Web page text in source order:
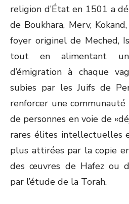
religion d’État en 1501 a
de Boukhara, Merv,
foyer originel de Meched,
tout en alimentant
d’émigration à chaque
subies par les Juifs de
renforcer une
de personnes en voie de
rares élites intellectuelles
plus attirées par la copie
des œuvres de Hafez ou
par l’étude de la Torah.